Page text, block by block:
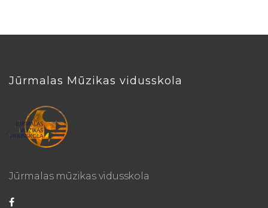
Jūrmalas Mūzikas vidusskola
Jūrmalas mūzikas vidusskola